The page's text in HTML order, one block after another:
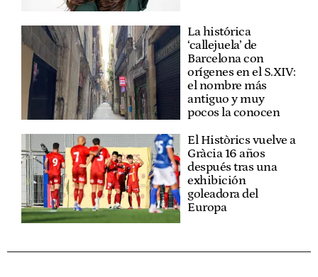
La histórica
‘callejuela’ de
Barcelona con
orígenes en el S.XIV:
el nombre más
antiguo y muy
pocos la conocen
El Històrics vuelve a
Gràcia 16 años
después tras una
exhibición
goleadora del
Europa